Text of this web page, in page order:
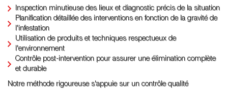
Inspection minutieuse des lieux et diagnostic précis de la situation
Planification détaillée des interventions en fonction de la gravité de
l'infestation
Utilisation de produits et techniques respectueux de
l'environnement
Contrôle post-intervention pour assurer une élimination complète
et durable
Notre méthode rigoureuse s'appuie sur un contrôle qualité